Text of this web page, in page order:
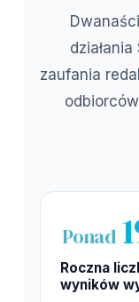
zaufania
Ponad
Roczna
wyników